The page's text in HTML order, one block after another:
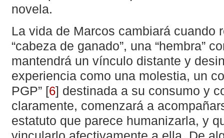
novela.
La vida de Marcos cambiará cuando
“cabeza de ganado”, una “hembra”
mantendrá un vínculo distante y
experiencia como una molestia, un
PGP” [6] destinada a su consumo y
claramente, comenzará a
estatuto que parece humanizarla, y